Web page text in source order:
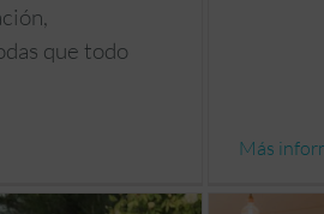
que todo
Más